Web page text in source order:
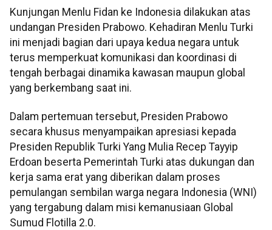
Kunjungan Menlu Fidan ke Indonesia dilakukan atas
undangan Presiden Prabowo. Kehadiran Menlu Turki
ini menjadi bagian dari upaya kedua negara untuk
terus memperkuat komunikasi dan koordinasi di
tengah berbagai dinamika kawasan maupun global
yang berkembang saat ini.
Dalam pertemuan tersebut, Presiden Prabowo
secara khusus menyampaikan apresiasi kepada
Presiden Republik Turki Yang Mulia Recep Tayyip
Erdoan beserta Pemerintah Turki atas dukungan dan
kerja sama erat yang diberikan dalam proses
pemulangan sembilan warga negara Indonesia (WNI)
yang tergabung dalam misi kemanusiaan Global
Sumud Flotilla 2.0.